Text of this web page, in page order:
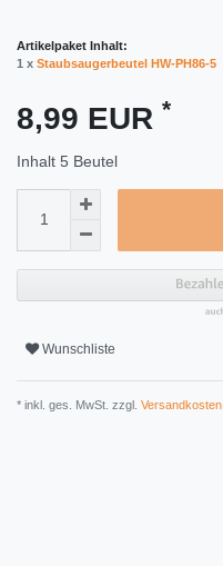
Artikelpaket Inhalt:
1 x Staubsaugerbeutel HW-PH86-5
8,99 EUR *
Inhalt 5 Beutel
Wunschliste
* inkl. ges. MwSt. zzgl. Versandkosten